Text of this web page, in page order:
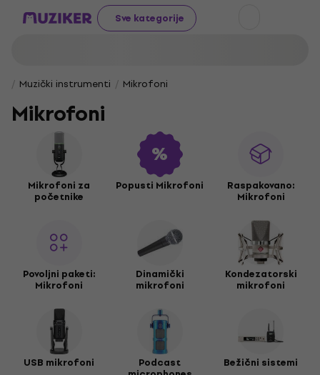
Sve kategorije
Muzički instrumenti Mikrofoni
Mikrofoni
Mikrofoni za
početnike
Popusti Mikrofoni Raspakovano:
Mikrofoni
Povoljni paketi:
Mikrofoni
Dinamički
mikrofoni
Kondezatorski
mikrofoni
USB mikrofoni Podcast Bežični sistemi